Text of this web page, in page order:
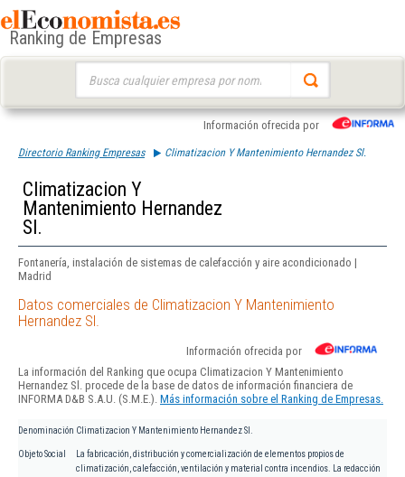
Ranking de Empresas
Información ofrecida por
Directorio Ranking Empresas Climatizacion Y Mantenimiento Hernandez Sl.
Climatizacion Y
Mantenimiento Hernandez
Sl.
Fontanería, instalación de sistemas de calefacción y aire acondicionado |
Madrid
Datos comerciales de Climatizacion Y Mantenimiento
Hernandez Sl.
Información ofrecida por
La información del Ranking que ocupa Climatizacion Y Mantenimiento
Hernandez Sl. procede de la base de datos de información financiera de
INFORMA D&B S.A.U. (S.M.E.). Más información sobre el Ranking de Empresas.
Denominación Climatizacion Y Mantenimiento Hernandez Sl.
Objeto Social
La fabricación, distribución y comercialización de elementos propios de
climatización, calefacción, ventilación y material contra incendios. La redacción